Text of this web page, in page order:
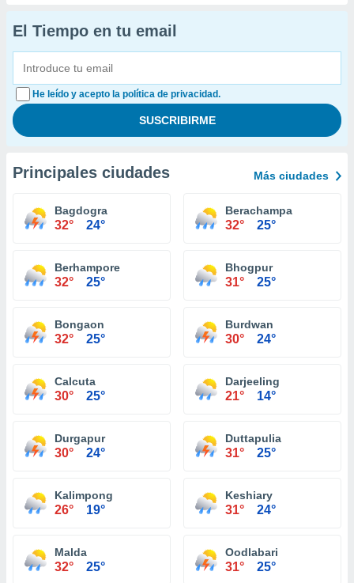
El Tiempo en tu email
He leído y acepto la política de privacidad.
Principales ciudades Más ciudades
Bagdogra
32° 24°
Berachampa
32° 25°
Berhampore
32° 25°
Bhogpur
31° 25°
Bongaon
32° 25°
Burdwan
30° 24°
Calcuta
30° 25°
Darjeeling
21° 14°
Durgapur
30° 24°
Duttapulia
31° 25°
Kalimpong
26° 19°
Keshiary
31° 24°
Malda
32° 25°
Oodlabari
31° 25°